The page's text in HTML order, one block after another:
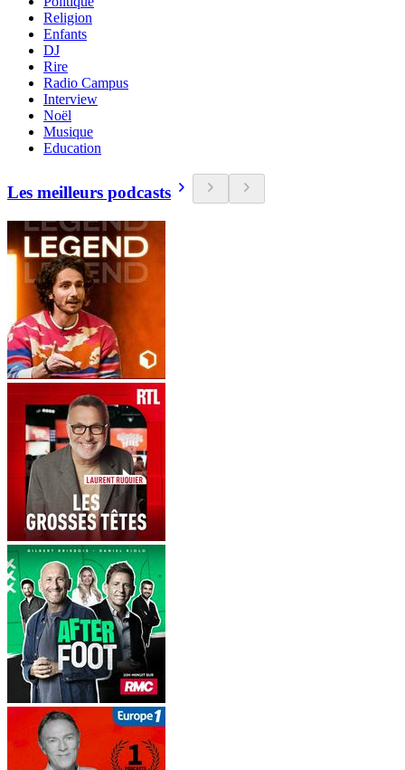
Religion
Enfants
DJ
Rire
Radio Campus
Interview
Noël
Musique
Education
Les meilleurs podcasts